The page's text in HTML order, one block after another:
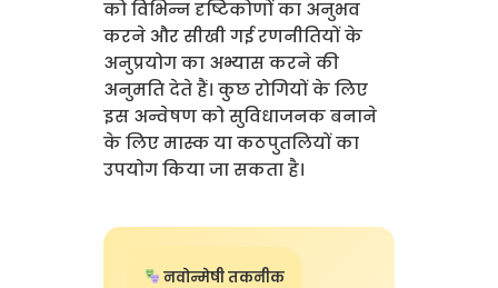
को विभिन्न दृष्टिकोणों का अनुभव
करने और सीखी गई रणनीतियों के
अनुप्रयोग का अभ्यास करने की
अनुमति देते हैं। कुछ रोगियों के लिए
इस अन्वेषण को सुविधाजनक बनाने
के लिए मास्क या कठपुतलियों का
उपयोग किया जा सकता है।
नवोन्मेषी तकनीक